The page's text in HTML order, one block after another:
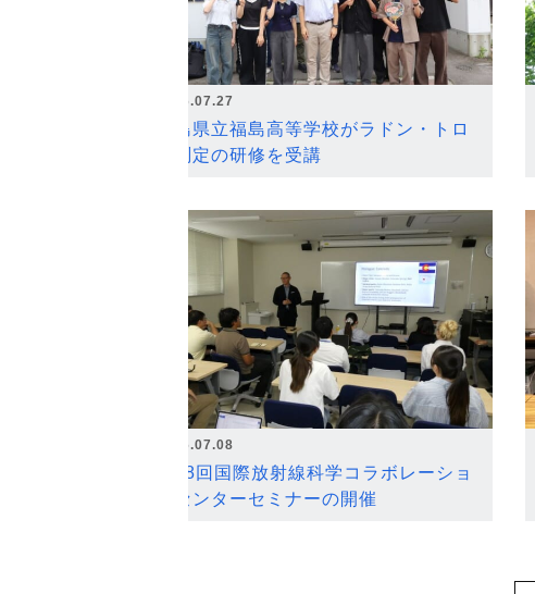
2026.07.27
福島県立福島高等学校がラドン・トロ
ン測定の研修を受講
2026.07.08
第18回国際放射線科学コラボレーショ
ンセンターセミナーの開催